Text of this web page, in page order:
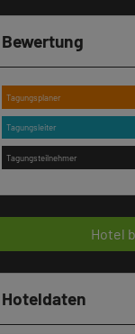
Bewertung
Tagungsplaner
Tagungsleiter
Tagungsteilnehmer
Hotel
Hoteldaten